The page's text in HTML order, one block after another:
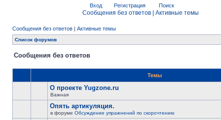
Вход Регистрация Поиск
Сообщения без ответов Активные темы
Сообщения без ответов | Активные темы
Список форумов
Сообщения без ответов
Темы
О проекте Yugzone.ru
Важная
Опять артикуляция.
в форуме Обсуждение упражнений по скорочтению